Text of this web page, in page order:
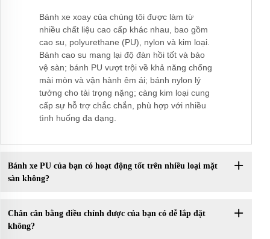
Bánh xe xoay của chúng tôi được làm từ
nhiều chất liệu cao cấp khác nhau, bao gồm
cao su, polyurethane (PU), nylon và kim loại.
Bánh cao su mang lại độ đàn hồi tốt và bảo
vệ sàn; bánh PU vượt trội về khả năng chống
mài mòn và vận hành êm ái; bánh nylon lý
tưởng cho tải trọng nặng; càng kim loại cung
cấp sự hỗ trợ chắc chắn, phù hợp với nhiều
tình huống đa dạng.
Bánh xe PU của bạn có hoạt động tốt trên nhiều loại mặt
sàn không?
Chân cân bằng điều chỉnh được của bạn có dễ lắp đặt
không?